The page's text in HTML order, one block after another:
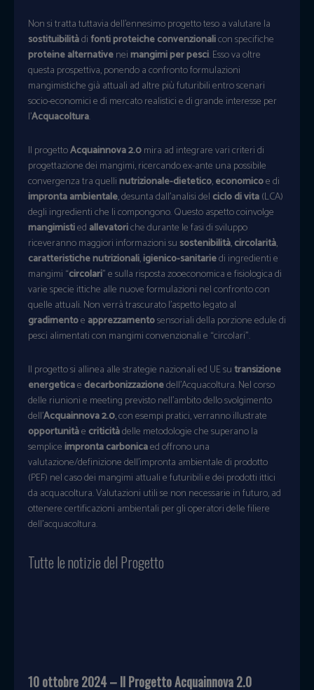
Non si tratta tuttavia dell’ennesimo progetto teso a valutare la
sostituibilitàdifonti proteiche convenzionalicon specifiche
proteine alternativeneimangimi per pesci. Esso va oltre
questa prospettiva, ponendo a confronto formulazioni
mangimistiche già attuali ad altre più futuribili entro scenari
socio-economici e di mercato realistici e di grande interesse per
l’Acquacoltura.
Il progettoAcquainnova 2.0mira ad integrare vari criteri di
progettazione dei mangimi, ricercando ex-ante una possibile
convergenza tra quellinutrizionale-dietetico,economicoe di
impronta ambientale, desunta dall’analisi delciclo di vita(LCA)
degli ingredienti che li compongono. Questo aspetto coinvolge
mangimistied allevatoriche durante le fasi di sviluppo
riceveranno maggiori informazioni susostenibilità,circolarità,
caratteristiche nutrizionali,igienico-sanitariedi ingredienti e
mangimi “circolari” e sulla risposta zooeconomica e fisiologica di
varie specie ittiche alle nuove formulazioni nel confronto con
quelle attuali. Non verrà trascurato l’aspetto legato al
gradimentoe apprezzamentosensoriali della porzione edule di
pesci alimentati con mangimi convenzionali e “circolari”.
Il progetto si allinea alle strategie nazionali ed UE sutransizione
energeticaedecarbonizzazionedell’Acquacoltura. Nel corso
delle riunioni e meeting previsto nell’ambito dello svolgimento
dell’Acquainnova 2.0, con esempi pratici, verranno illustrate
opportunitàecriticitàdelle metodologie che superano la
sempliceimpronta carbonicaed offrono una
valutazione/definizione dell’impronta ambientale di prodotto
(PEF) nel caso dei mangimi attuali e futuribili e dei prodotti ittici
da acquacoltura. Valutazioni utili se non necessarie in futuro, ad
ottenere certificazioni ambientali per gli operatori delle filiere
dell’acquacoltura.
Tutte le notizie del Progetto
10 ottobre 2024 – Il Progetto Acquainnova 2.0